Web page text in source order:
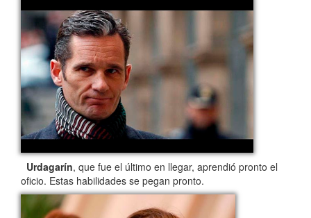
Urdagarín, que fue el último en llegar, aprendió pronto el
oficio. Estas habilidades se pegan pronto.